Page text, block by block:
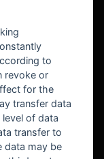
to
revoke or
for the
transfer data
of data
transfer to
data may be